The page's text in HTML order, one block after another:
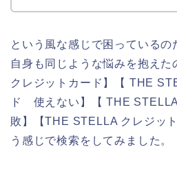
という風な感じで困っているの
自身も同じような悩みを抱え
クレジットカード】【 THE
ド 使えない】【 THE
敗】【THE STELLA クレジッ
う感じで検索をしてみました。